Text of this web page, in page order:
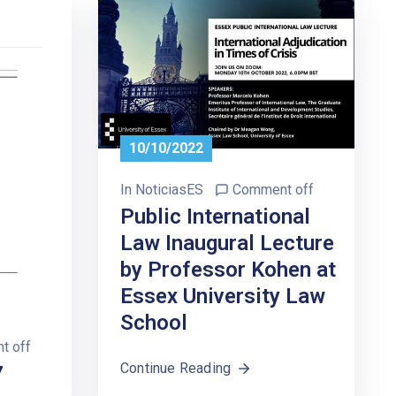
off
10/10/2022
In NoticiasES Comment off
Public International
Law Inaugural Lecture
by Professor Kohen at
Essex University Law
School
Continue Reading